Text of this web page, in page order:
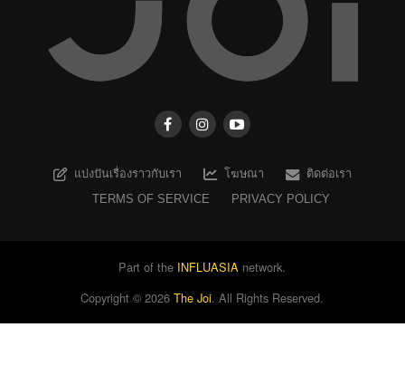
แบ่งปันเรื่องราวกับเรา โฆษณา
ติดต่อเรา
TERMS OF SERVICE
PRIVACY POLICY
Part of the INFLUASIA network.
Copyright ©2026 The Joi. All Rights Reserved.